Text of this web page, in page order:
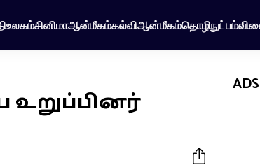
உலகம்சினிமாஆன்மீகம்கல்விஆன்மீகம்தொழிநுட்பம்
உறுப்பினர்
ADS